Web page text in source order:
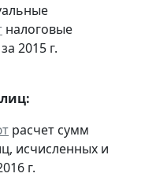
налоговые
2015 г.
расчет сумм
исчисленных и
г.